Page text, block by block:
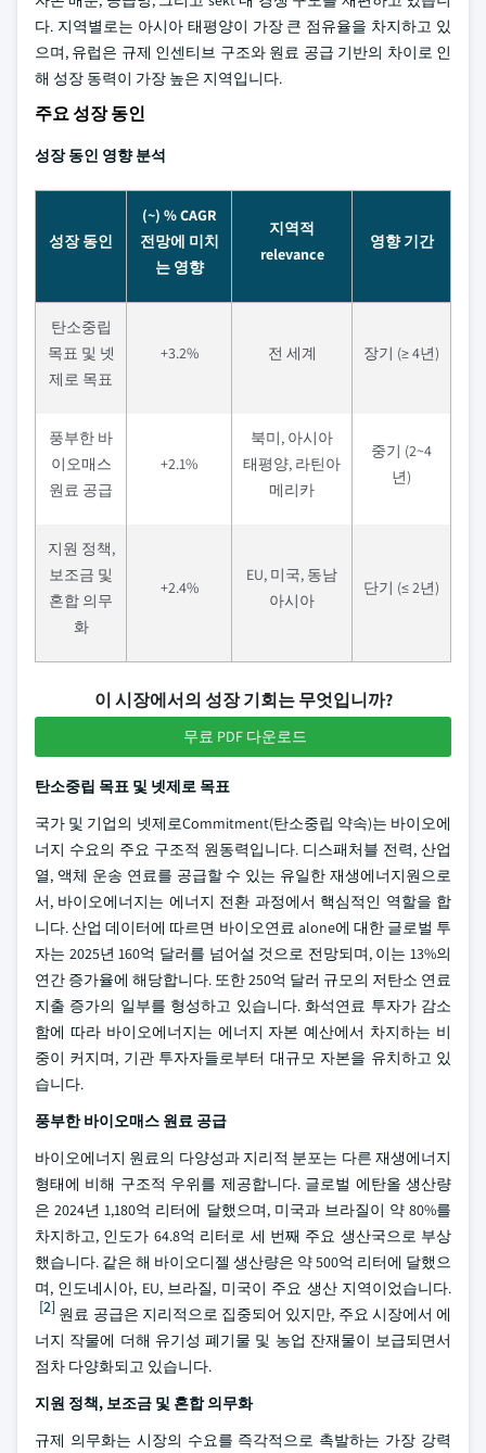
다. 지역별로는 아시아 태평양이 가장 큰 점유율을 차지하고 있
으며, 유럽은 규제 인센티브 구조와 원료 공급 기반의 차이로 인
해 성장 동력이 가장 높은 지역입니다.
주요 성장 동인
성장 동인 영향 분석
성장 동인
(~) % CAGR
전망에 미치
는 영향
지역적
relevance
영향 기간
탄소중립
목표 및 넷
제로 목표
+3.2% 전 세계 장기 (≥ 4년)
풍부한 바
이오매스
원료 공급
+2.1%
북미, 아시아
태평양, 라틴아
메리카
중기 (2~4
년)
지원 정책,
보조금 및
혼합 의무
화
+2.4%
EU, 미국, 동남
아시아
단기 (≤ 2년)
이 시장에서의 성장 기회는 무엇입니까?
무료 PDF 다운로드
탄소중립 목표 및 넷제로 목표
국가 및 기업의 넷제로Commitment(탄소중립 약속)는 바이오에
너지 수요의 주요 구조적 원동력입니다. 디스패처블 전력, 산업
열, 액체 운송 연료를 공급할 수 있는 유일한 재생에너지원으로
서, 바이오에너지는 에너지 전환 과정에서 핵심적인 역할을 합
니다. 산업 데이터에 따르면 바이오연료 alone에 대한 글로벌 투
자는 2025년 160억 달러를 넘어설 것으로 전망되며, 이는 13%의
연간 증가율에 해당합니다. 또한 250억 달러 규모의 저탄소 연료
지출 증가의 일부를 형성하고 있습니다. 화석연료 투자가 감소
함에 따라 바이오에너지는 에너지 자본 예산에서 차지하는 비
중이 커지며, 기관 투자자들로부터 대규모 자본을 유치하고 있
습니다.
풍부한 바이오매스 원료 공급
바이오에너지 원료의 다양성과 지리적 분포는 다른 재생에너지
형태에 비해 구조적 우위를 제공합니다. 글로벌 에탄올 생산량
은 2024년 1,180억 리터에 달했으며, 미국과 브라질이 약 80%를
차지하고, 인도가 64.8억 리터로 세 번째 주요 생산국으로 부상
했습니다. 같은 해 바이오디젤 생산량은 약 500억 리터에 달했으
며, 인도네시아, EU, 브라질, 미국이 주요 생산 지역이었습니다.
[2] 원료 공급은 지리적으로 집중되어 있지만, 주요 시장에서 에
너지 작물에 더해 유기성 폐기물 및 농업 잔재물이 보급되면서
점차 다양화되고 있습니다.
지원 정책, 보조금 및 혼합 의무화
규제 의무화는 시장의 수요를 즉각적으로 촉발하는 가장 강력